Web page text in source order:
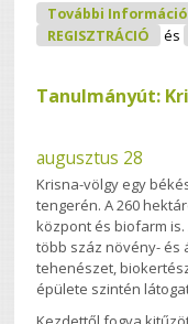
További Információ
REGISZTRÁCIÓ
és
Tanulmányút:
augusztus 28
Krisna-völgy egy
tengerén. A 260
központ és biofarm
több száz növény- és
tehenészet,
épülete szintén